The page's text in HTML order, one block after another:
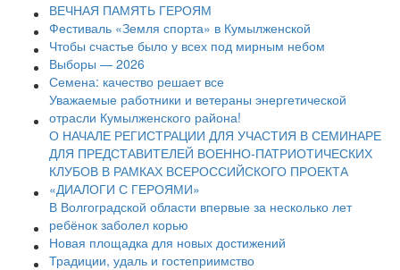
ВЕЧНАЯ ПАМЯТЬ ГЕРОЯМ
Фестиваль «Земля спорта» в Кумылженской
Чтобы счастье было у всех под мирным небом
Выборы — 2026
Семена: качество решает все
Уважаемые работники и ветераны энергетической
отрасли Кумылженского района!
О НАЧАЛЕ РЕГИСТРАЦИИ ДЛЯ УЧАСТИЯ В СЕМИНАРЕ
ДЛЯ ПРЕДСТАВИТЕЛЕЙ ВОЕННО-ПАТРИОТИЧЕСКИХ
КЛУБОВ В РАМКАХ ВСЕРОССИЙСКОГО ПРОЕКТА
«ДИАЛОГИ С ГЕРОЯМИ»
В Волгоградской области впервые за несколько лет
ребёнок заболел корью
Новая площадка для новых достижений
Традиции, удаль и гостеприимство